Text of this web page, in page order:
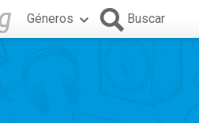
Géneros Buscar